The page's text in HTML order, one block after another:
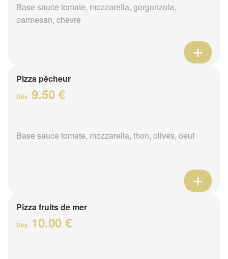
Base sauce tomate, mozzarella, gorgonzola,
parmesan, chèvre
Pizza pêcheur
Dès 9.50 €
Base sauce tomate, mozzarella, thon, olives, oeuf
Pizza fruits de mer
Dès 10.00 €